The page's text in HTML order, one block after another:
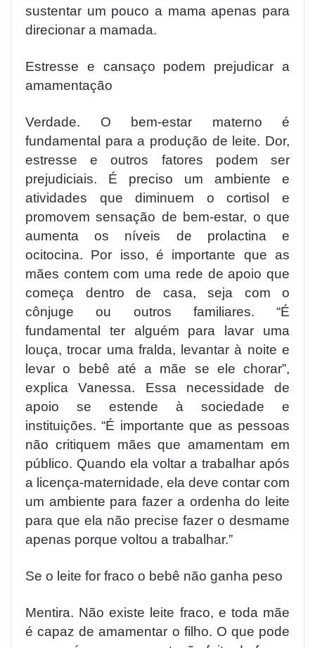
sustentar um pouco a mama apenas para
direcionar a mamada.
Estresse e cansaço podem prejudicar a
amamentação
Verdade. O bem-estar materno é
fundamental para a produção de leite. Dor,
estresse e outros fatores podem ser
prejudiciais. É preciso um ambiente e
atividades que diminuem o cortisol e
promovem sensação de bem-estar, o que
aumenta os níveis de prolactina e
ocitocina. Por isso, é importante que as
mães contem com uma rede de apoio que
começa dentro de casa, seja com o
cônjuge ou outros familiares. “É
fundamental ter alguém para lavar uma
louça, trocar uma fralda, levantar à noite e
levar o bebê até a mãe se ele chorar”,
explica Vanessa. Essa necessidade de
apoio se estende à sociedade e
instituições. “É importante que as pessoas
não critiquem mães que amamentam em
público. Quando ela voltar a trabalhar após
a licença-maternidade, ela deve contar com
um ambiente para fazer a ordenha do leite
para que ela não precise fazer o desmame
apenas porque voltou a trabalhar.”
Se o leite for fraco o bebê não ganha peso
Mentira. Não existe leite fraco, e toda mãe
é capaz de amamentar o filho. O que pode